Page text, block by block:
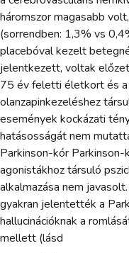
háromszor magasabb
(sorrendben: 1,3% vs
placebóval kezelt
jelentkezett, voltak
75 év feletti életkort és a
olanzapinkezeléshez
események kockázati
hatásosságát nem
Parkinson-kór
agonistákhoz társuló
alkalmazása nem
gyakran jelentették a
hallucinációknak a
mellett (lásd